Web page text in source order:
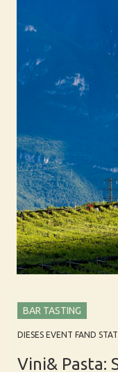
BAR TASTING
DIESES EVENT FAND
Vini& Pasta: